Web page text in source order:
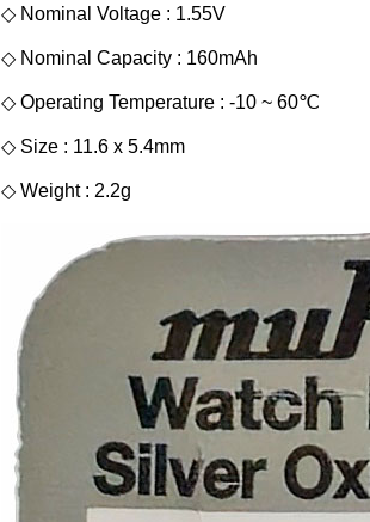
◇ Nominal Voltage : 1.55V
◇ Nominal Capacity : 160mAh
◇ Operating Temperature : -10 ~ 60℃
◇ Size : 11.6 x 5.4mm
◇ Weight : 2.2g